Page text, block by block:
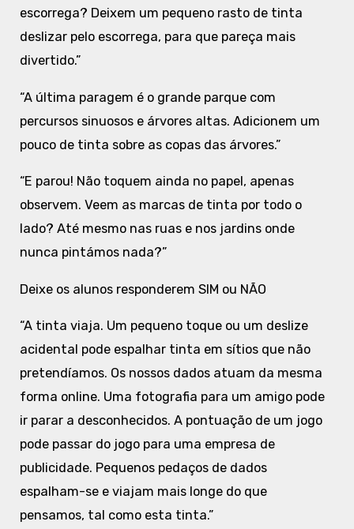
escorrega? Deixem um pequeno rasto de tinta
deslizar pelo escorrega, para que pareça mais
divertido.”
“A última paragem é o grande parque com
percursos sinuosos e árvores altas. Adicionem um
pouco de tinta sobre as copas das árvores.”
“E parou! Não toquem ainda no papel, apenas
observem. Veem as marcas de tinta por todo o
lado? Até mesmo nas ruas e nos jardins onde
nunca pintámos nada?”
Deixe os alunos responderem SIM ou NÃO
“A tinta viaja. Um pequeno toque ou um deslize
acidental pode espalhar tinta em sítios que não
pretendíamos. Os nossos dados atuam da mesma
forma online. Uma fotografia para um amigo pode
ir parar a desconhecidos. A pontuação de um jogo
pode passar do jogo para uma empresa de
publicidade. Pequenos pedaços de dados
espalham-se e viajam mais longe do que
pensamos, tal como esta tinta.”